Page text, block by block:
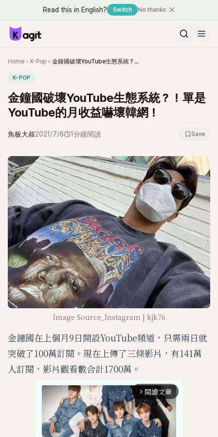
Read this in English? Switch No thanks
Home K-Pop 金鐘國破壞YouTube生態系統？！單是YouTube的月收益嚇壞韓網！
K-POP
金鐘國破壞YouTube生態系統？！單是
YouTube的月收益嚇壞韓網！
魚板大叔2021/7/6 1分鐘閱讀 Save
Image Source_Instagram | kjk76
金鐘國在上個月9日開設YouTube頻道，只需兩日就
突破了100萬訂閱。現在上傳了三條影片，有141萬
人訂閱，影片觀看數合計1700萬。
arrow_forward_ios 閱讀文章